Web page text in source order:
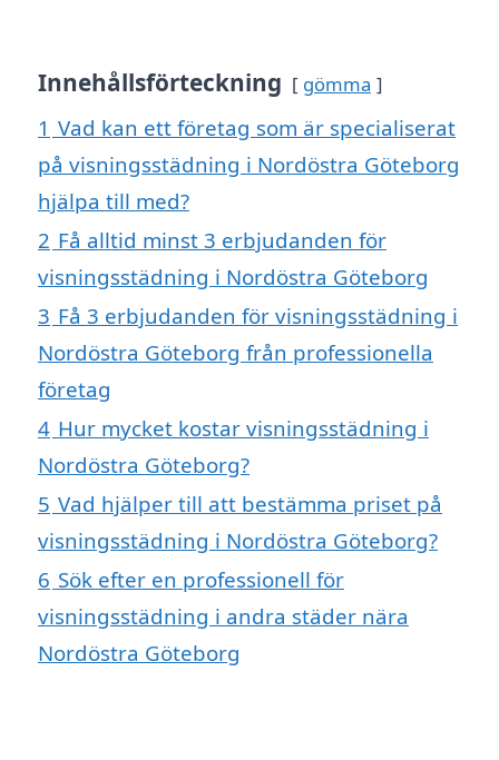
Innehållsförteckning gömma
1 Vad kan ett företag som är specialiserat
på visningsstädning i Nordöstra Göteborg
hjälpa till med?
2 Få alltid minst 3 erbjudanden för
visningsstädning i Nordöstra Göteborg
3 Få 3 erbjudanden för visningsstädning i
Nordöstra Göteborg från professionella
företag
4 Hur mycket kostar visningsstädning i
Nordöstra Göteborg?
5 Vad hjälper till att bestämma priset på
visningsstädning i Nordöstra Göteborg?
6 Sök efter en professionell för
visningsstädning i andra städer nära
Nordöstra Göteborg